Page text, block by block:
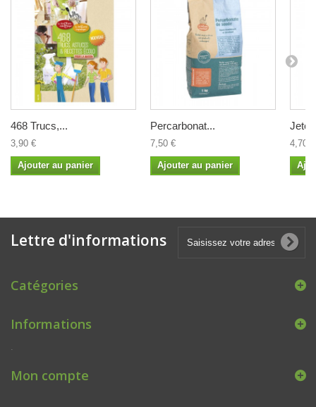
468 Trucs,...
3,90 €
Ajouter au panier
Percarbonat...
7,50 €
Ajouter au panier
4,70 €
Lettre d'informations
Catégories
Informations
.
Mon compte